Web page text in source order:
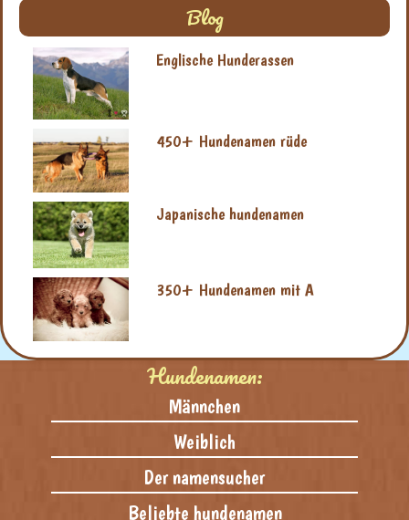
Blog
Englische Hunderassen
450+ Hundenamen rüde
Japanische hundenamen
350+ Hundenamen mit A
Hundenamen:
Männchen
Weiblich
Der namensucher
Beliebte hundenamen